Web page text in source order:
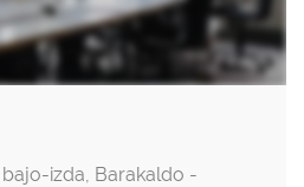
izda, Barakaldo -